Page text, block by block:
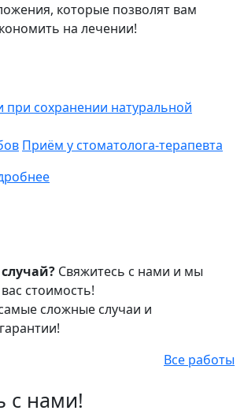
которые позволят вам
на лечении!
при сохранении натуральной
Приём у стоматолога-терапевта
Свяжитесь с нами и мы
стоимость!
сложные случаи и
Все работы
с нами!